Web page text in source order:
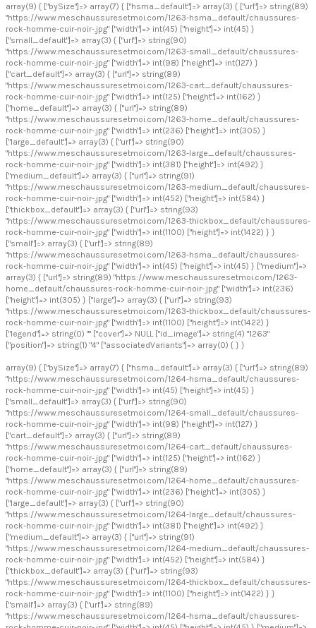
array(9) { ["bySize"]=> array(7) { ["hsma_default"]=> array(3) { ["url"]=> string(89)
"https://www.meschaussuresetmoi.com/1263-hsma_default/chaussures-
rock-homme-cuir-noir-.jpg" ["width"]=> int(45) ["height"]=> int(45) }
["small_default"]=> array(3) { ["url"]=> string(90)
"https://www.meschaussuresetmoi.com/1263-small_default/chaussures-
rock-homme-cuir-noir-.jpg" ["width"]=> int(98) ["height"]=> int(127) }
["cart_default"]=> array(3) { ["url"]=> string(89)
"https://www.meschaussuresetmoi.com/1263-cart_default/chaussures-
rock-homme-cuir-noir-.jpg" ["width"]=> int(125) ["height"]=> int(162) }
["home_default"]=> array(3) { ["url"]=> string(89)
"https://www.meschaussuresetmoi.com/1263-home_default/chaussures-
rock-homme-cuir-noir-.jpg" ["width"]=> int(236) ["height"]=> int(305) }
["large_default"]=> array(3) { ["url"]=> string(90)
"https://www.meschaussuresetmoi.com/1263-large_default/chaussures-
rock-homme-cuir-noir-.jpg" ["width"]=> int(381) ["height"]=> int(492) }
["medium_default"]=> array(3) { ["url"]=> string(91)
"https://www.meschaussuresetmoi.com/1263-medium_default/chaussures-
rock-homme-cuir-noir-.jpg" ["width"]=> int(452) ["height"]=> int(584) }
["thickbox_default"]=> array(3) { ["url"]=> string(93)
"https://www.meschaussuresetmoi.com/1263-thickbox_default/chaussures-
rock-homme-cuir-noir-.jpg" ["width"]=> int(1100) ["height"]=> int(1422) } }
["small"]=> array(3) { ["url"]=> string(89)
"https://www.meschaussuresetmoi.com/1263-hsma_default/chaussures-
rock-homme-cuir-noir-.jpg" ["width"]=> int(45) ["height"]=> int(45) } ["medium"]=>
array(3) { ["url"]=> string(89) "https://www.meschaussuresetmoi.com/1263-
home_default/chaussures-rock-homme-cuir-noir-.jpg" ["width"]=> int(236)
["height"]=> int(305) } ["large"]=> array(3) { ["url"]=> string(93)
"https://www.meschaussuresetmoi.com/1263-thickbox_default/chaussures-
rock-homme-cuir-noir-.jpg" ["width"]=> int(1100) ["height"]=> int(1422) }
["legend"]=> string(0) "" ["cover"]=> NULL ["id_image"]=> string(4) "1263"
["position"]=> string(1) "4" ["associatedVariants"]=> array(0) { } }
array(9) { ["bySize"]=> array(7) { ["hsma_default"]=> array(3) { ["url"]=> string(89)
"https://www.meschaussuresetmoi.com/1264-hsma_default/chaussures-
rock-homme-cuir-noir-.jpg" ["width"]=> int(45) ["height"]=> int(45) }
["small_default"]=> array(3) { ["url"]=> string(90)
"https://www.meschaussuresetmoi.com/1264-small_default/chaussures-
rock-homme-cuir-noir-.jpg" ["width"]=> int(98) ["height"]=> int(127) }
["cart_default"]=> array(3) { ["url"]=> string(89)
"https://www.meschaussuresetmoi.com/1264-cart_default/chaussures-
rock-homme-cuir-noir-.jpg" ["width"]=> int(125) ["height"]=> int(162) }
["home_default"]=> array(3) { ["url"]=> string(89)
"https://www.meschaussuresetmoi.com/1264-home_default/chaussures-
rock-homme-cuir-noir-.jpg" ["width"]=> int(236) ["height"]=> int(305) }
["large_default"]=> array(3) { ["url"]=> string(90)
"https://www.meschaussuresetmoi.com/1264-large_default/chaussures-
rock-homme-cuir-noir-.jpg" ["width"]=> int(381) ["height"]=> int(492) }
["medium_default"]=> array(3) { ["url"]=> string(91)
"https://www.meschaussuresetmoi.com/1264-medium_default/chaussures-
rock-homme-cuir-noir-.jpg" ["width"]=> int(452) ["height"]=> int(584) }
["thickbox_default"]=> array(3) { ["url"]=> string(93)
"https://www.meschaussuresetmoi.com/1264-thickbox_default/chaussures-
rock-homme-cuir-noir-.jpg" ["width"]=> int(1100) ["height"]=> int(1422) } }
["small"]=> array(3) { ["url"]=> string(89)
"https://www.meschaussuresetmoi.com/1264-hsma_default/chaussures-